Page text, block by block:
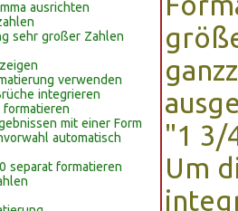
ausrichten
sehr großer Zahlen
verwenden
integrieren
mit einer Form
automatisch
separat formatieren
"1 3/
Um